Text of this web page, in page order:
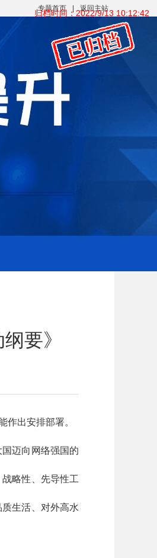
专题首页 返回主站
归档时间：2022/9/13 10:12:42
要》
作出安排部署。
迈向网络强国的
略性、先导性工
生活、对外高水